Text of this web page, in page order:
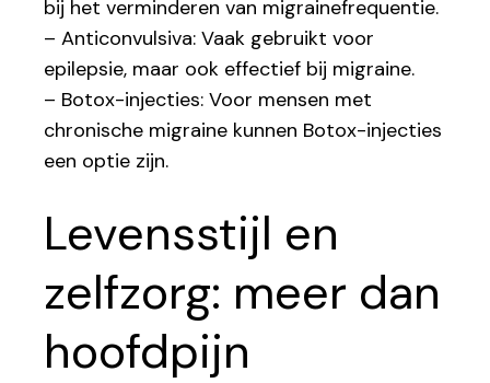
bij het verminderen van migrainefrequentie.
– Anticonvulsiva: Vaak gebruikt voor
epilepsie, maar ook effectief bij migraine.
– Botox-injecties: Voor mensen met
chronische migraine kunnen Botox-injecties
een optie zijn.
Levensstijl en
zelfzorg: meer dan
hoofdpijn